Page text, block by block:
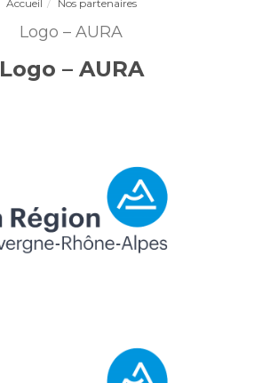
Accueil Nos partenaires
Logo – AURA
Logo – AURA